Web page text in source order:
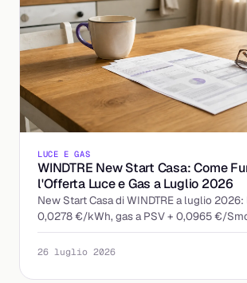
LUCE E GAS
WINDTRE New Start Casa: Come
l'Offerta Luce e Gas a Luglio 2026
New Start Casa di WINDTRE a luglio 2026:
0,0278 €/kWh, gas a PSV + 0,0965 €/
13 €/mese. Ecco come leggere l'offerta
26 luglio 2026